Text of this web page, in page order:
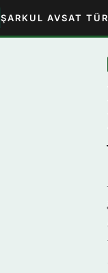
ŞARKUL AVSAT